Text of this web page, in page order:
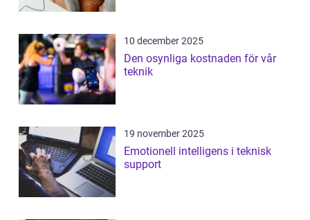
10 december 2025
Den osynliga kostnaden för vår
teknik
19 november 2025
Emotionell intelligens i teknisk
support